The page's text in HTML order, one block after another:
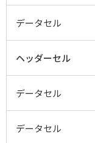
データセル
ヘッダーセル
データセル
データセル